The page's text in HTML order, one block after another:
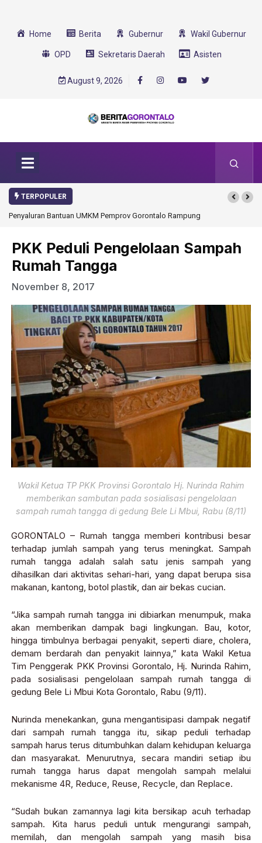
Home Berita Gubernur Wakil Gubernur
OPD Sekretaris Daerah Asisten
August 9, 2026
TERPOPULER
RampungGorontalo Ikut Dukung Program SMA Unggul Garuda
PKK Peduli Pengelolaan Sampah
Rumah Tangga
November 8, 2017
Wakil Ketua TP PKK Provinsi Gorontalo Hj. Nurinda Rahim
memberikan sambutan pada sosialisasi pengelolaan
sampah rumah tangga di gedung Bele Li Mbui, Rabu (8/11)
GORONTALO – Rumah tangga memberi kontribusi besar
terhadap jumlah sampah yang terus meningkat. Sampah
rumah tangga adalah salah satu jenis sampah yang
dihasilkan dari aktivitas sehari-hari, yang dapat berupa sisa
makanan, kantong, botol plastik, dan air bekas cucian.
“Jika sampah rumah tangga ini dibiarkan menumpuk, maka
akan memberikan dampak bagi lingkungan. Bau, kotor,
hingga timbulnya berbagai penyakit, seperti diare, cholera,
demam berdarah dan penyakit lainnya,” kata Wakil Ketua
Tim Penggerak PKK Provinsi Gorontalo, Hj. Nurinda Rahim,
pada sosialisasi pengelolaan sampah rumah tangga di
gedung Bele Li Mbui Kota Gorontalo, Rabu (9/11).
Nurinda menekankan, guna mengantisipasi dampak negatif
dari sampah rumah tangga itu, sikap peduli terhadap
sampah harus terus ditumbuhkan dalam kehidupan keluarga
dan masyarakat. Menurutnya, secara mandiri setiap ibu
rumah tangga harus dapat mengolah sampah melalui
mekanisme 4R, Reduce, Reuse, Recycle, dan Replace.
“Sudah bukan zamannya lagi kita bersikap acuh terhadap
sampah. Kita harus peduli untuk mengurangi sampah,
memilah, dan mengolah sampah yang masih bisa